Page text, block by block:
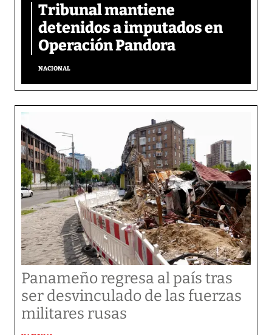
Tribunal mantiene
detenidos a imputados en
Operación Pandora
NACIONAL
Panameño regresa al país tras
ser desvinculado de las fuerzas
militares rusas